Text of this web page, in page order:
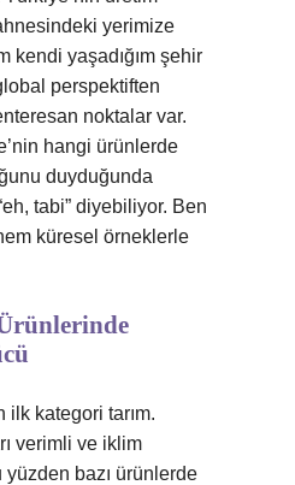
yerimize
kendi yaşadığım şehir
perspektiften
noktalar var.
hangi ürünlerde
duyduğunda
tabi” diyebiliyor. Ben
küresel örneklerle
kategori tarım.
verimli ve iklim
bazı ürünlerde